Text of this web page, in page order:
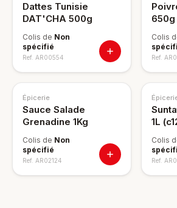
Dattes Tunisie
DAT'CHA 500g
Colis de Non
spécifié
Ref. AR00554
650g
Colis
Ref.
Épicerie
Sauce Salade
Grenadine 1Kg
Colis de Non
spécifié
Ref. AR02124
1L
Colis
Ref.